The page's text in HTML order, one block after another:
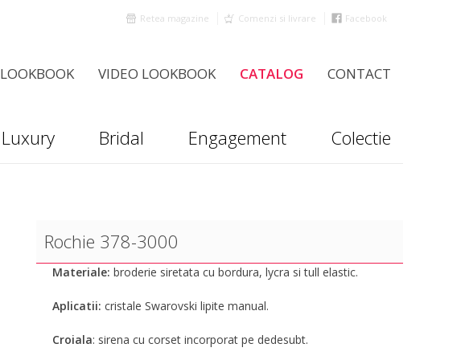
Retea magazine Comenzi si livrare Facebook
LOOKBOOK VIDEO LOOKBOOK CATALOG CONTACT
Luxury Bridal Engagement Colectie
Rochie 378-3000
Materiale: broderie siretata cu bordura, lycra si tull elastic.
Aplicatii: cristale Swarovski lipite manual.
Croiala: sirena cu corset incorporat pe dedesubt.